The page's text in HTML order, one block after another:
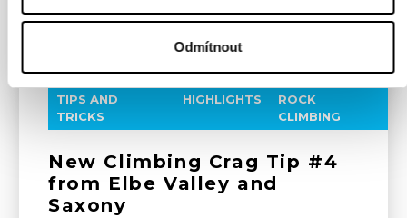
Odmítnout
TIPS AND
TRICKS
HIGHLIGHTS
ROCK
CLIMBING
New Climbing Crag Tip #4
from Elbe Valley and
Saxony